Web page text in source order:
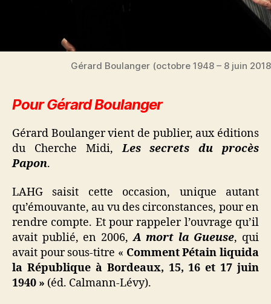
Gérard Boulanger (octobre 1948 – 8 juin
Pour Gérard Boulanger
Gérard Boulanger vient de publier, aux éditions
du Cherche Midi,Les secrets du procès
Papon.
LAHG saisit cette occasion, unique autant
qu’émouvante, au vu des circonstances, pour en
rendre compte. Et pour rappeler l’ouvrage qu’il
avait publié, en 2006,A mort la Gueuse, qui
avait pour sous-titre « Comment Pétain liquida
la République à Bordeaux, 15, 16 et 17 juin
1940 » (éd. Calmann-Lévy).